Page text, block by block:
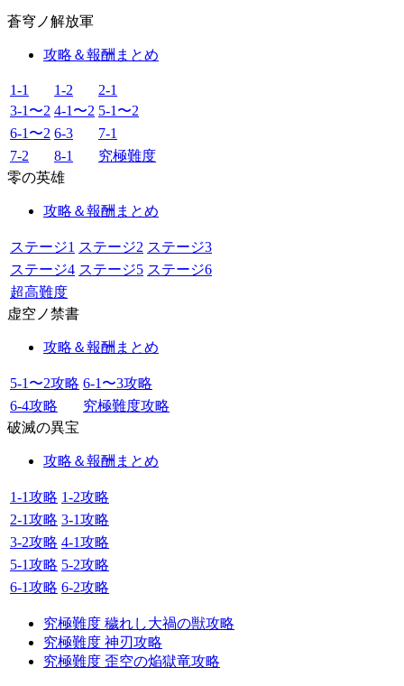
蒼穹ノ解放軍
攻略＆報酬まとめ
1-1 1-2
2-1
3-1〜2 4-1〜2 5-1〜2
6-1〜2 6-3
7-1
7-2
8-1
究極難度
零の英雄
攻略＆報酬まとめ
ステージ1 ステージ2 ステージ3
ステージ4 ステージ5 ステージ6
超高難度
虚空ノ禁書
攻略＆報酬まとめ
5-1〜2攻略 6-1〜3攻略
6-4攻略
究極難度攻略
破滅の異宝
攻略＆報酬まとめ
1-1攻略 1-2攻略
2-1攻略 3-1攻略
3-2攻略 4-1攻略
5-1攻略 5-2攻略
6-1攻略 6-2攻略
究極難度 穢れし大禍の獣攻略
究極難度 神刃攻略
究極難度 歪空の焔獄竜攻略